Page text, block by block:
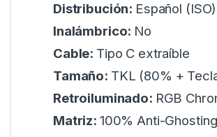
Distribución: Español (ISO)
Inalámbrico: No
Cable: Tipo C extraíble
Tamaño: TKL (80% +
Retroiluminado: RGB
Matriz: 100% Anti-